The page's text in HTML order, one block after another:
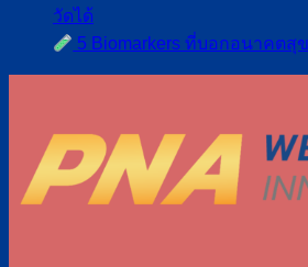
วัดได้
5 Biomarkers ที่บอกอนาคต